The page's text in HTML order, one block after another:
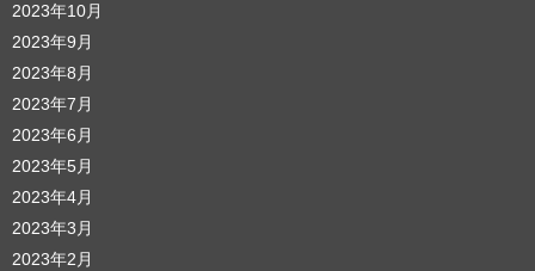
2023年10月
2023年9月
2023年8月
2023年7月
2023年6月
2023年5月
2023年4月
2023年3月
2023年2月